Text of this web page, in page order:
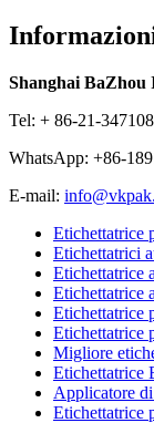
Shanghai
Tel: + 86-21-
WhatsApp: +86-
E-mail:
Etichettatrice
Etichettatrici
Etichettatrice
Etichettatrice
Etichettatrice
Etichettatrice
Migliore
Etichettatrice
Applicatore
Etichettatrice